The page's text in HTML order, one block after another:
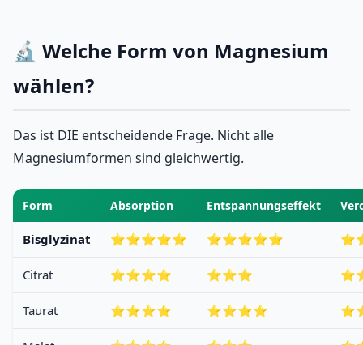
🔬 Welche Form von Magnesium
wählen?
Das ist DIE entscheidende Frage. Nicht alle
Magnesiumformen sind gleichwertig.
Form Absorption Entspannungseffekt
Bisglyzinat ⭐⭐⭐⭐⭐ ⭐⭐⭐⭐⭐
Citrat ⭐⭐⭐⭐ ⭐⭐⭐
Taurat ⭐⭐⭐⭐ ⭐⭐⭐⭐